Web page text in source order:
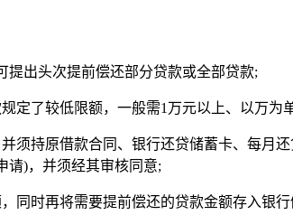
提出头次提前偿还部分贷款或全部贷款;
定了较低限额，一般需1万元以上、以万为
须持原借款合同、银行还贷储蓄卡、每月
请)，并须经其审核同意;
同时再将需要提前偿还的贷款金额存入银